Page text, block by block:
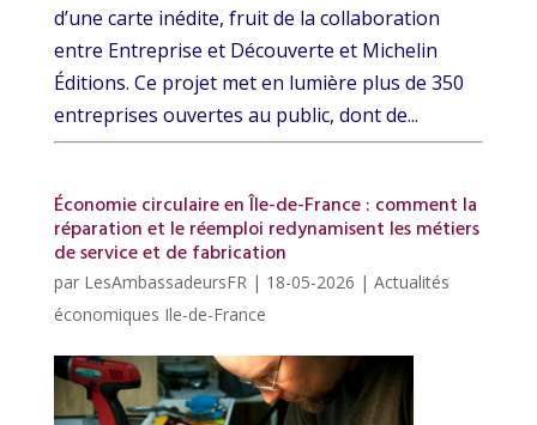
d’une carte inédite, fruit de la collaboration
entre Entreprise et Découverte et Michelin
Éditions. Ce projet met en lumière plus de 350
entreprises ouvertes au public, dont de...
Économie circulaire en Île-de-France : comment la
réparation et le réemploi redynamisent les métiers
de service et de fabrication
par LesAmbassadeursFR| 18-05-2026 | Actualités
économiques Ile-de-France